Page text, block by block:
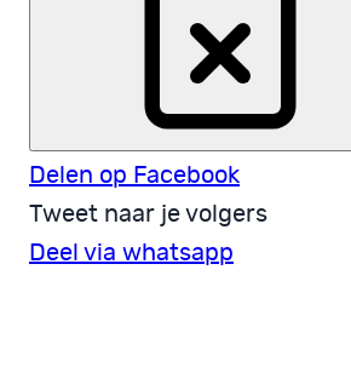
Delen op Facebook
Tweet naar je volgers
Deel via whatsapp